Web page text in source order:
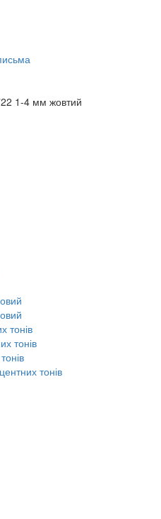
1-4 мм жовтий
тонів
тонів
тонів